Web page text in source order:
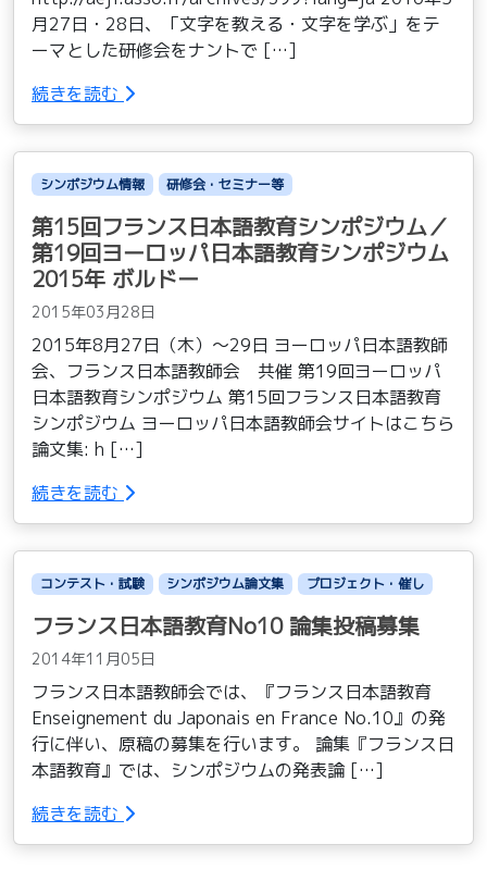
月27日・28日、「文字を教える・文字を学ぶ」をテ
ーマとした研修会をナントで […]
続きを読む
シンポジウム情報 研修会・セミナー等
第15回フランス日本語教育シンポジウム／
第19回ヨーロッパ日本語教育シンポジウム
2015年 ボルドー
2015年03月28日
2015年8月27日（木）〜29日 ヨーロッパ日本語教師
会、フランス日本語教師会 共催 第19回ヨーロッパ
日本語教育シンポジウム 第15回フランス日本語教育
シンポジウム ヨーロッパ日本語教師会サイトはこちら
論文集: h […]
続きを読む
コンテスト・試験 シンポジウム論文集 プロジェクト・催し
フランス日本語教育No10 論集投稿募集
2014年11月05日
フランス日本語教師会では、『フランス日本語教育
Enseignement du Japonais en France No.10』の発
行に伴い、原稿の募集を行います。 論集『フランス日
本語教育』では、シンポジウムの発表論 […]
続きを読む